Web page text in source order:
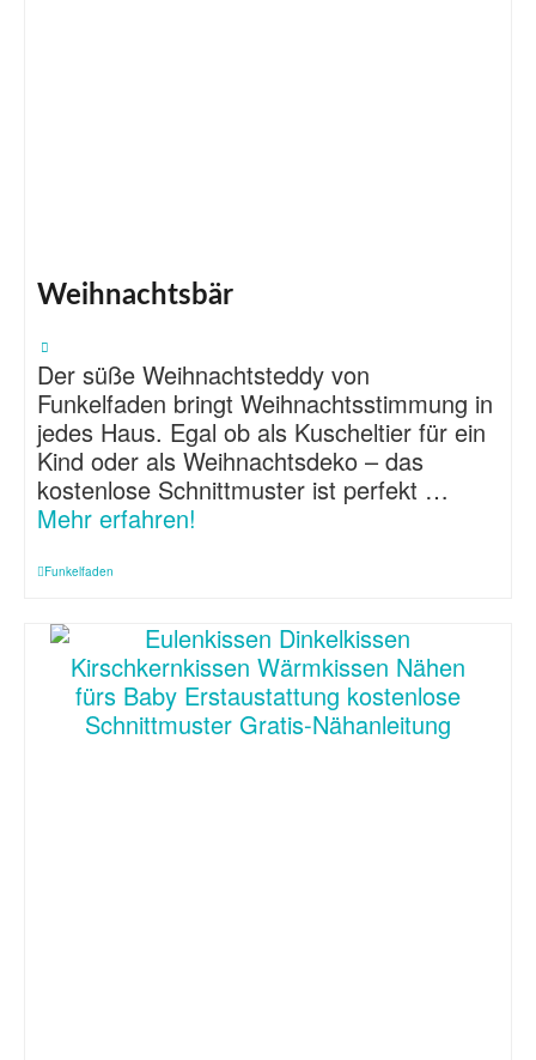
Weihnachtsbär
Der süße Weihnachtsteddy von
Funkelfaden bringt Weihnachtsstimmung in
jedes Haus. Egal ob als Kuscheltier für ein
Kind oder als Weihnachtsdeko – das
kostenlose Schnittmuster ist perfekt …
Mehr erfahren!
Funkelfaden